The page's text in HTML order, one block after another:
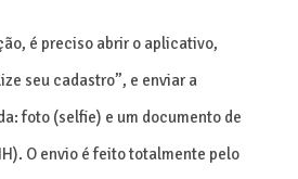
é preciso abrir o aplicativo,
seu cadastro”, e enviar a
foto (selfie) e um documento de
O envio é feito totalmente pelo